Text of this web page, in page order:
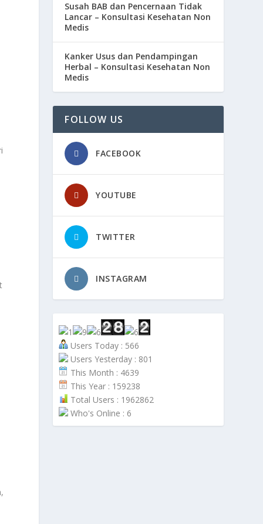
Susah BAB dan Pencernaan Tidak
Lancar – Konsultasi Kesehatan Non
Medis
Kanker Usus dan Pendampingan
Herbal – Konsultasi Kesehatan Non
Medis
FOLLOW US
FACEBOOK
YOUTUBE
TWITTER
INSTAGRAM
Users Today : 566
Users Yesterday : 801
This Month : 4639
This Year : 159238
Total Users : 1962862
Who's Online : 6